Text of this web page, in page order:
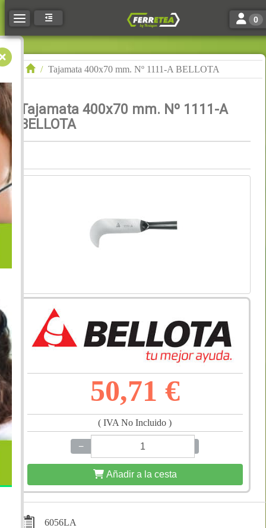
Toggle navigation Toggle
0
Tajamata 400x70 mm. Nº 1111-A BELLOTA
Tajamata 400x70 mm. Nº 1111-A
BELLOTA
50,71 €
( IVA No Incluido )
−
Añadir a la cesta
6056LA